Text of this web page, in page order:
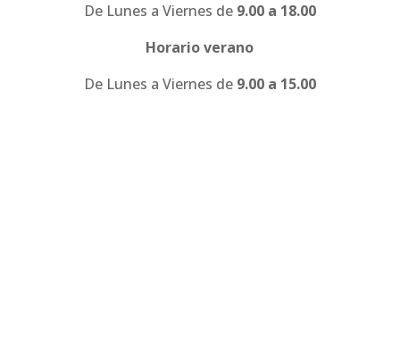
De Lunes a Viernes de 9.00 a 18.00
Horario verano
De Lunes a Viernes de 9.00 a 15.00